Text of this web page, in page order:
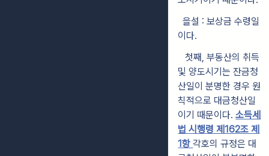
을설 : 보상금 수령일
이다.
첫째, 부동산의 취득
및 양도시기는 잔금청
산일이 분명한 경우 원
칙적으로 대금청산일
이기 때문이다.소득세
법 시행령 제162조 제
1항각호의 규정은 대